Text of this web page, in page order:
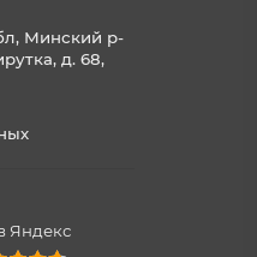
Минский р-
д. 68,
Яндекс